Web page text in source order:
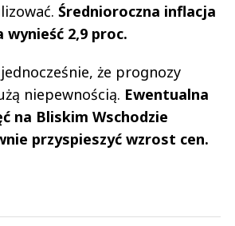
Średnioroczna inflacja
wynieść 2,9 proc.
że prognozy
niepewnością. Ewentualna
na Bliskim Wschodzie
przyspieszyć wzrost cen.